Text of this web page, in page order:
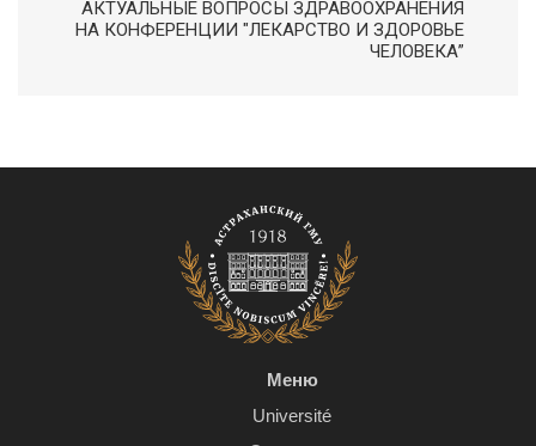
АКТУАЛЬНЫЕ ВОПРОСЫ ЗДРАВООХРАНЕНИЯ
НА КОНФЕРЕНЦИИ "ЛЕКАРСТВО И ЗДОРОВЬЕ
ЧЕЛОВЕКА”
Меню
Université